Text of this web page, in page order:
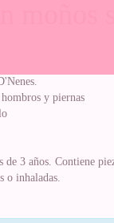
y piernas
3 años. Contiene
o inhaladas.